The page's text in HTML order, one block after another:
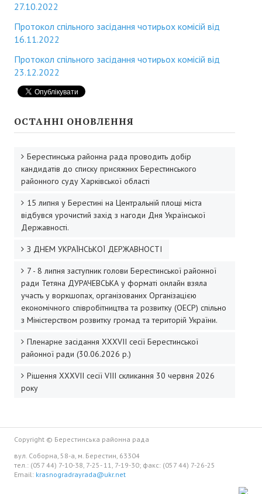
Депутатські фракції
Депутати попередніх скликань
Виконавчий апарат районної ради
Відділи
Загальний відділ
Сектор бухгалтерського обліку та розвитку місцевого
Регламент районної ради
Повноваження та функції
Президія райради
Звернення громадян
Порядок проведення особистого прийому громадян
Графік прийому громадян
Робота зі зверненнями громадян
ДОКУМЕНТИ
Нормативно-правові документи районної ради
Протоколи комісій
Проекти рішень
27.10.2022
Протокол спільного засідання чотирьох комісій від
16.11.2022
Протокол спільного засідання чотирьох комісій від
23.12.2022
ОСТАННІ ОНОВЛЕННЯ
Берестинська районна рада проводить добір
кандидатів до списку присяжних Берестинського
районного суду Харківської області
15 липня у Берестині на Центральній площі міста
відбувся урочистий захід з нагоди Дня Української
Державності.
З ДНЕМ УКРАЇНСЬКОЇ ДЕРЖАВНОСТІ
7 - 8 липня заступник голови Берестинської районної
ради Тетяна ДУРАЧЕВСЬКА у форматі онлайн взяла
участь у воркшопах, організованих Організацією
економічного співробітництва та розвитку (ОЕСР) спільно
з Міністерством розвитку громад та територій України.
Пленарне засідання XXХVІI сесії Берестинської
районної ради (30.06.2026 р.)
Рішення XXХVІІ сесії VIII скликання 30 червня 2026
року
Copyright © Берестинська районна рада
вул. Соборна, 58-а, м. Берестин, 63304
тел.: (057 44) 7-10-38, 7-25- 11, 7-19-30; факс: (057 44) 7-26-25
Email: krasnogradrayrada@ukr.net